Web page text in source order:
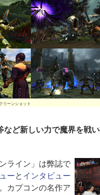
リーンショット
ど新しい力で魔界を戦
ライン」は弊誌で
ーと インタビュー
カプコンの名作ア